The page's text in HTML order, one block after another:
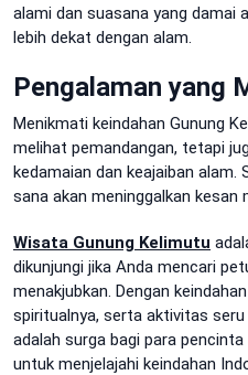
alami dan suasana yang damai
lebih dekat dengan alam.
Pengalaman yang
Menikmati keindahan Gunung
melihat pemandangan, tetapi
kedamaian dan keajaiban alam.
sana akan meninggalkan kesan
Wisata Gunung Kelimutu
dikunjungi jika Anda mencari
menakjubkan. Dengan
spiritualnya, serta aktivitas
adalah surga bagi para
untuk menjelajahi keindahan